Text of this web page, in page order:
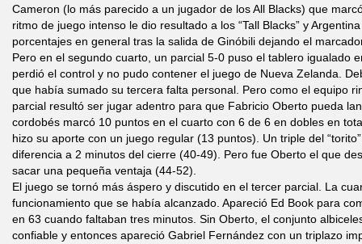
Cameron (lo más parecido a un jugador de los All Blacks) que
ritmo de juego intenso le dio resultado a los “Tall Blacks” y
porcentajes en general tras la salida de Ginóbili dejando el
Pero en el segundo cuarto, un parcial 5-0 puso el tablero igualado
perdió el control y no pudo contener el juego de Nueva Zelanda.
que había sumado su tercera falta personal. Pero como el equipo
parcial resultó ser jugar adentro para que Fabricio Oberto pueda
cordobés marcó 10 puntos en el cuarto con 6 de 6 en dobles en
hizo su aporte con un juego regular (13 puntos). Un triple del
diferencia a 2 minutos del cierre (40-49). Pero fue Oberto el que
sacar una pequeña ventaja (44-52).
El juego se tornó más áspero y discutido en el tercer parcial. La
funcionamiento que se había alcanzado. Apareció Ed Book para
en 63 cuando faltaban tres minutos. Sin Oberto, el conjunto
confiable y entonces apareció Gabriel Fernández con un triplazo